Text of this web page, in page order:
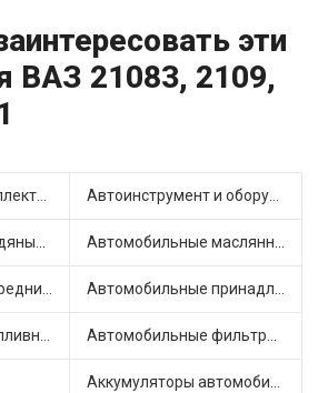
эти
ВАЗ 21083, 2109,
Автозеркала и комплектующие (13) Автоинструмент и оборудование (3)
Автомобильные водяные насосы (16) Автомобильные маслянные насосы (4)
Автомобильные передние фары (7) Автомобильные принадлежности и аксессуары (4)
Автомобильные топливные насосы (33) Автомобильные фильтры (1)
Аккумуляторы автомобильные (1)